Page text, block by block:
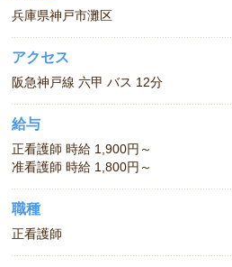
兵庫県神戸市灘区
アクセス
阪急神戸線 六甲 バス 12分
給与
正看護師 時給 1,900円～
准看護師 時給 1,800円～
職種
正看護師